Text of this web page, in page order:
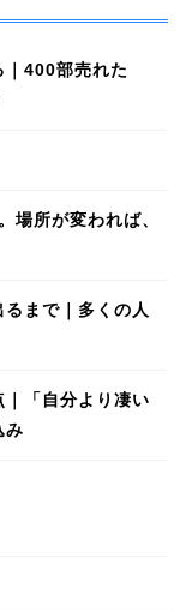
｜400部売れた
場所が変われば、
るまで｜多くの人
「自分より凄い
み